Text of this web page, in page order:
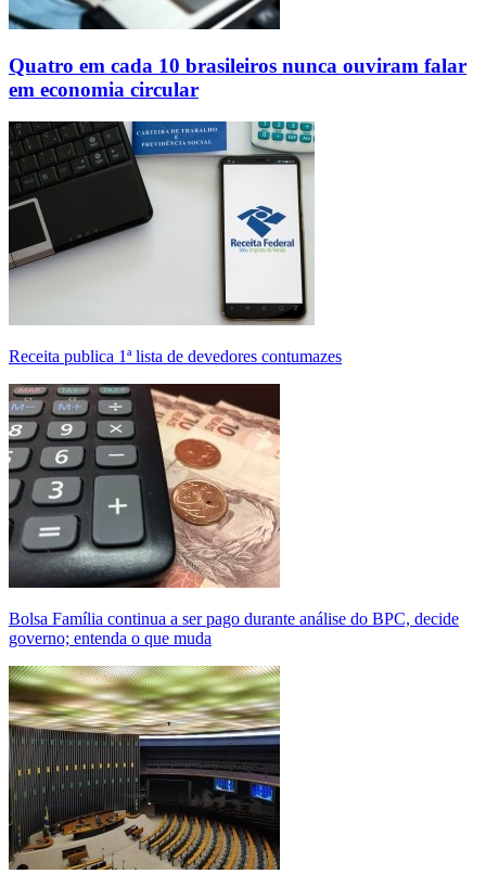
Quatro em cada 10 brasileiros nunca ouviram falar
em economia circular
Receita publica 1ª lista de devedores contumazes
Bolsa Família continua a ser pago durante análise do BPC, decide
governo; entenda o que muda